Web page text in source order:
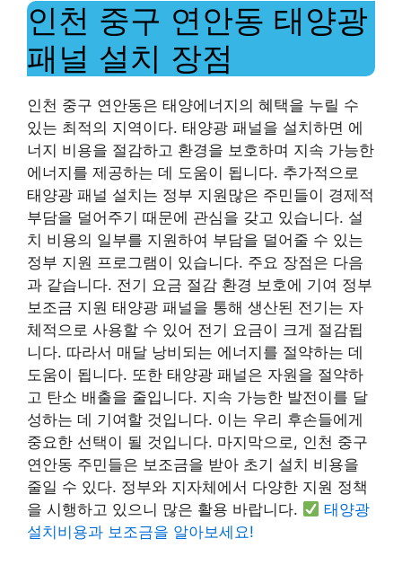
인천 중구 연안동 태양광
패널 설치 장점
인천 중구 연안동은 태양에너지의 혜택을 누릴 수
있는 최적의 지역이다. 태양광 패널을 설치하면 에
너지 비용을 절감하고 환경을 보호하며 지속 가능한
에너지를 제공하는 데 도움이 됩니다. 추가적으로
태양광 패널 설치는 정부 지원많은 주민들이 경제적
부담을 덜어주기 때문에 관심을 갖고 있습니다. 설
치 비용의 일부를 지원하여 부담을 덜어줄 수 있는
정부 지원 프로그램이 있습니다. 주요 장점은 다음
과 같습니다. 전기 요금 절감 환경 보호에 기여 정부
보조금 지원 태양광 패널을 통해 생산된 전기는 자
체적으로 사용할 수 있어 전기 요금이 크게 절감됩
니다. 따라서 매달 낭비되는 에너지를 절약하는 데
도움이 됩니다. 또한 태양광 패널은 자원을 절약하
고 탄소 배출을 줄입니다. 지속 가능한 발전이를 달
성하는 데 기여할 것입니다. 이는 우리 후손들에게
중요한 선택이 될 것입니다. 마지막으로, 인천 중구
연안동 주민들은 보조금을 받아 초기 설치 비용을
줄일 수 있다. 정부와 지자체에서 다양한 지원 정책
을 시행하고 있으니 많은 활용 바랍니다.
태양광
설치비용과 보조금을 알아보세요!